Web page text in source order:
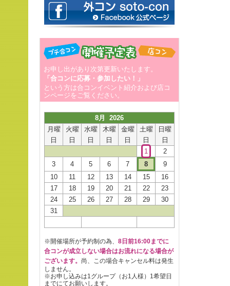
お申し出があり次第更新いたします。
「合コンに応募・参加したい！」
という方は合コンイベント紹介および店コ
ンページをご覧ください。
8月 2026
月曜
日
火曜
日
水曜
日
木曜
日
金曜
日
土曜
日
日曜
日
1
2
3
4 5 6 7 8
9
10
11 12 13 14 15
16
17
18 19 20 21 22
23
24
25 26 27 28 29
30
31
※開催場所が予約制の為、 8日前16:00までに
合コンが成立しない場合はお流れになる場合が
ございます。 尚、この場合キャンセル料は発生
しません。
※お申し込みは1グループ（お1人様）1希望日
までにてお願いします。